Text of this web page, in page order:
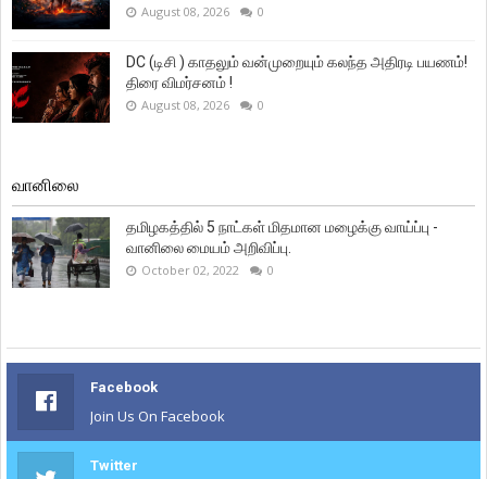
August 08, 2026 0
DC (டிசி ) காதலும் வன்முறையும் கலந்த அதிரடி பயணம்!
திரை விமர்சனம் !
August 08, 2026 0
வானிலை
தமிழகத்தில் 5 நாட்கள் மிதமான மழைக்கு வாய்ப்பு -
வானிலை மையம் அறிவிப்பு.
October 02, 2022 0
Facebook
Join Us On Facebook
Twitter